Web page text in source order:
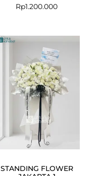
Rp1.200.000
STANDING FLOWER